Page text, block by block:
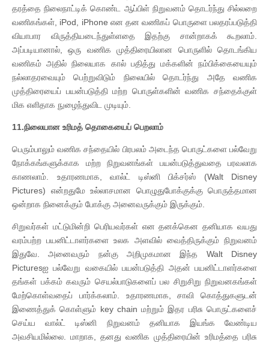
தரத்தை நிலைநாட்டிக் கொண்ட ஆப்பிள் நிறுவனம் தொடர்ந்து சில்லறை
வணிகங்கள், iPod, iPhone என தன வணிகப் பொருளை பலதரப்படுத்தி
வியாபார விருத்தியடைந்துள்ளதை இதற்கு சான்றாகக் கூறலாம்.
அப்படியானால், ஒரு வணிக முத்திரையிலான பொருளில் தொடங்கிய
வணிகம் அதில் நிலையாக கால் பதித்து மக்களின் நம்பிக்கையையும்
நல்லாதரவையும் பெற்றுவிடும் நிலையில் தொடர்ந்து அதே வணிக
முத்திரையைப் பயன்படுத்தி மற்ற பொருள்களின் வணிக சந்தைக்குள்
மிக எளிதாக நுழைந்துவிட முடியும்.
11.நிலையான உரிமத் தொகையைப் பெறலாம்
பெரும்பாலும் வணிக சந்தையில் பிரபலம் அடைந்த பொருட்களை பல்வேறு
நோக்கங்களுக்காக மற்ற நிறுவனங்கள் பயன்படுத்துவதை பரவலாக
காணலாம். உதாரணமாக, வால்ட் டிஸ்னி பிக்சர்ஸ் (Walt Disney
Pictures) என்றதுமே உல்லாசமான பொழுதுபோக்குக்கு பொருத்தமான
ஒன்றாக நினைக்கும் போக்கு அனைவருக்கும் இருக்கும்.
சிறுவர்கள் மட்டுமின்றி பெரியவர்கள் என தனக்கென தனியாக வயது
வரம்பற்ற பயனிட்டாளர்களை உலக அளவில் வைத்திருக்கும் நிறுவனம்
இதுவே. அனைவரும் நன்கு அறிமுகமான இந்த Walt Disney
Picturesஐ பல்வேறு வகையில் பயன்படுத்தி அதன் பயனிட்டாளர்களை
தங்கள் பக்கம் கவரும் செயல்பாடுகளைப் பல சிறுசிறு நிறுவனகங்கள்
மேற்கொள்வதைப் பார்க்கலாம். உதாரணமாக, சாவி கொத்துகளுடன்
இணைத்துக் கொள்ளும் key chain மற்றும் இதர பரிசு பொருட்களைச்
செய்ய வால்ட் டிஸ்னி நிறுவனம் தனியாக இயங்க வேண்டிய
அவசியமில்லை. மாறாக, தனது வணிக முத்திரையின் உரிமத்தை பரிசு